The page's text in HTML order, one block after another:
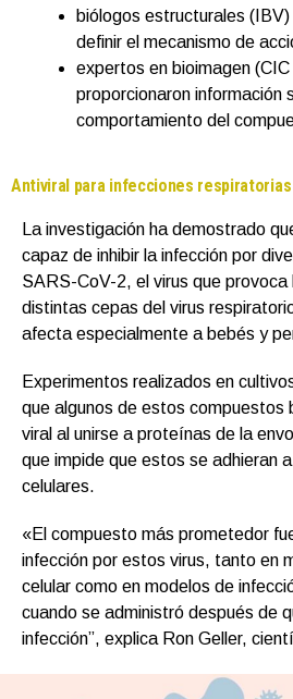
biólogos estructurales
definir el mecanismo de
expertos en bioimagen
proporcionaron información
comportamiento del
Antiviral para infecciones respiratorias
La investigación ha demostrado
capaz de inhibir la infección por
SARS-CoV-2, el virus que
distintas cepas del virus
afecta especialmente a bebés y
Experimentos realizados en
que algunos de estos compuestos
viral al unirse a proteínas de la
que impide que estos se adhieran
celulares.
«El compuesto más prometedor
infección por estos virus, tanto en
celular como en modelos de
cuando se administró después de
infección”, explica Ron Geller,